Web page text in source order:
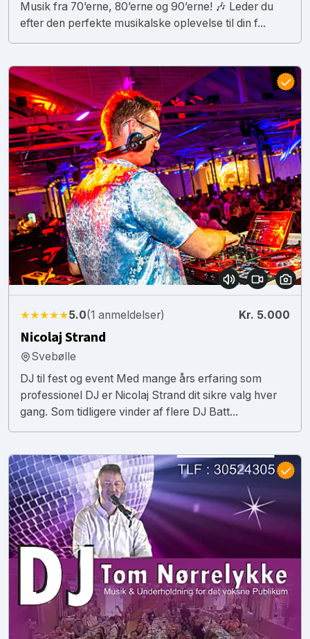
Musik fra 70’erne, 80’erne og 90’erne! 🎶 Leder du
efter den perfekte musikalske oplevelse til din f...
★★★★★5.0(1 anmeldelser) Kr. 5.000
Nicolaj Strand
Svebølle
DJ til fest og event Med mange års erfaring som
professionel DJ er Nicolaj Strand dit sikre valg hver
gang. Som tidligere vinder af flere DJ Batt...